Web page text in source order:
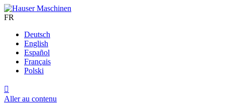
FR
Deutsch
English
Español
Français
Polski

Aller au contenu